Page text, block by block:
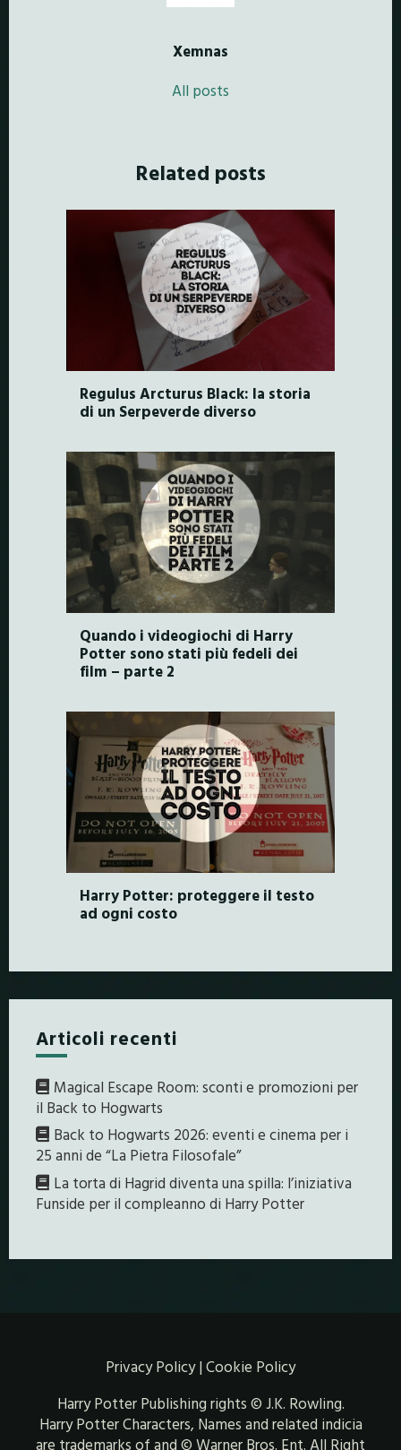
Xemnas
All posts
Related posts
Regulus Arcturus Black: la storia
di un Serpeverde diverso
Quando i videogiochi di Harry
Potter sono stati più fedeli dei
film – parte 2
Harry Potter: proteggere il testo
ad ogni costo
Articoli recenti
Magical Escape Room: sconti e promozioni per
il Back to Hogwarts
Back to Hogwarts 2026: eventi e cinema per i
25 anni de “La Pietra Filosofale”
La torta di Hagrid diventa una spilla: l’iniziativa
Funside per il compleanno di Harry Potter
Privacy Policy| Cookie Policy
Harry Potter Publishing rights © J.K. Rowling.
Harry Potter Characters, Names and related indicia
are trademarks of and © Warner Bros. Ent. All Right